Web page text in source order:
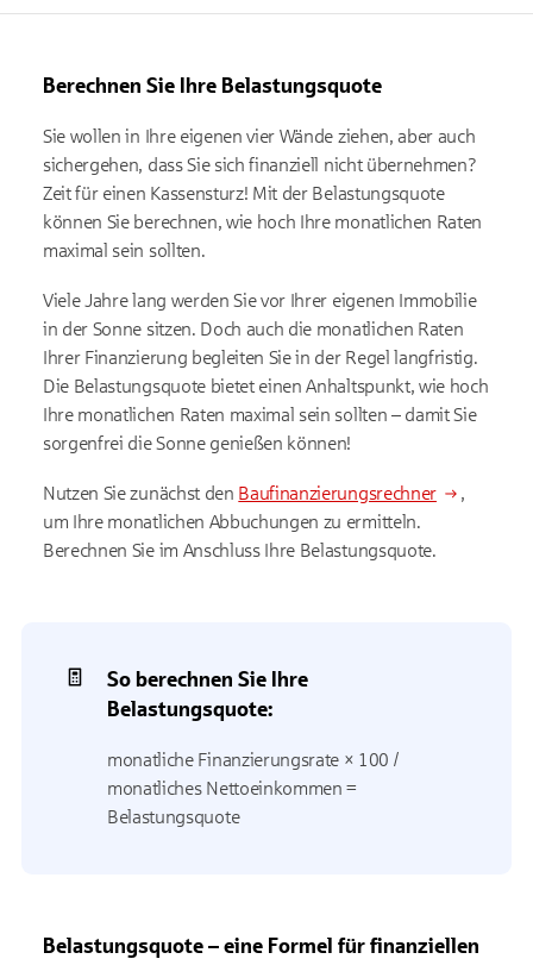
Berechnen Sie Ihre Belastungsquote
Sie wollen in Ihre eigenen vier Wände ziehen, aber auch
sichergehen, dass Sie sich finanziell nicht übernehmen?
Zeit für einen Kassensturz! Mit der Belastungsquote
können Sie berechnen, wie hoch Ihre monatlichen Raten
maximal sein sollten.
Viele Jahre lang werden Sie vor Ihrer eigenen Immobilie
in der Sonne sitzen. Doch auch die monatlichen Raten
Ihrer Finanzierung begleiten Sie in der Regel langfristig.
Die Belastungsquote bietet einen Anhaltspunkt, wie hoch
Ihre monatlichen Raten maximal sein sollten – damit Sie
sorgenfrei die Sonne genießen können!
Nutzen Sie zunächst den Baufinanzierungsrechner
,
um Ihre monatlichen Abbuchungen zu ermitteln.
Berechnen Sie im Anschluss Ihre Belastungsquote.
So berechnen Sie Ihre
Belastungsquote:
monatliche Finanzierungsrate × 100 /
monatliches Nettoeinkommen =
Belastungsquote
Belastungsquote – eine Formel für finanziellen